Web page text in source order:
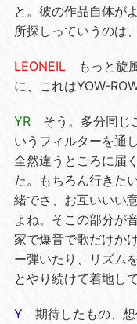
と。彼の作品自体が
所探しっていうのは
LEONEIL もっと旋
に、これはYOW-
YR そう。多分同じ
いうフィルターを通
全然違うところに届
た。もちろん行きた
緒でさ、お互いいい
よね。そこの部分が
家で爆音で歌だけか
ー弾いたり、リズム
とやり続けて着地し
Y 期待したもの、